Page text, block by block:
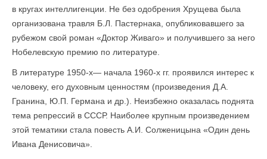
в кругах интеллигенции. Не без одобрения Хрущева была
организована травля Б.Л. Пастернака, опубликовавшего за
рубежом свой роман «Доктор Живаго» и получившего за него
Нобелевскую премию по литературе.
В литературе 1950-х— начала 1960-х гг. проявился интерес к
человеку, его духовным ценностям (произведения Д.А.
Гранина, Ю.П. Германа и др.). Неизбежно оказалась поднята
тема репрессий в СССР. Наиболее крупным произведением
этой тематики стала повесть А.И. Солженицына «Один день
Ивана Денисовича».